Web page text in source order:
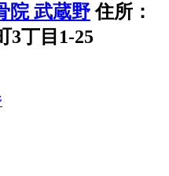
住所：
3丁目1-25